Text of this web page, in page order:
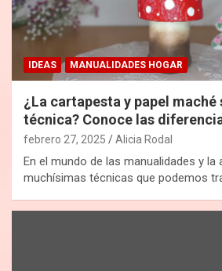
IDEAS MANUALIDADES HOGAR
¿La cartapesta y papel maché
técnica? Conoce las
febrero 27, 2025 Alicia Rodal
En el mundo de las manualidades y la
muchísimas técnicas que podemos